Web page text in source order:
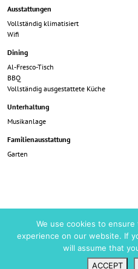
Ausstattungen
Vollständig klimatisiert
Wifi
Dining
Al-Fresco-Tisch
BBQ
Vollständig ausgestattete Küche
Unterhaltung
Musikanlage
Familienausstattung
Garten
PreiseWe use cookies to
experience on our website. If
will assume that
ACCEPT